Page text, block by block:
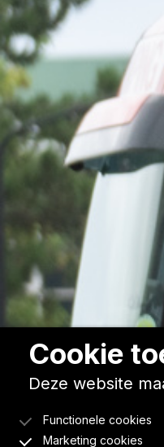
Cookie
Deze website
Functionele cookies
Marketing cookies